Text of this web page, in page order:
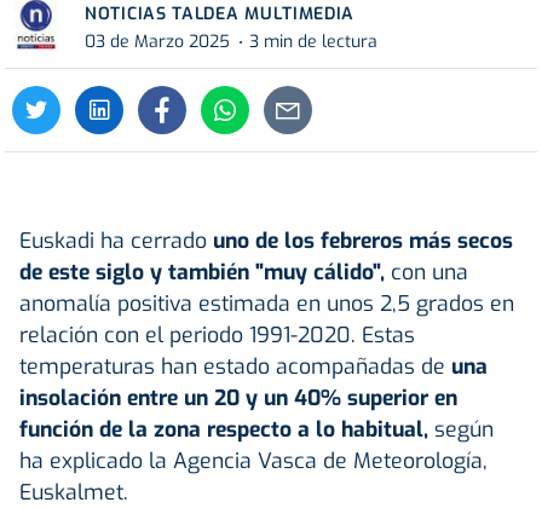
NOTICIAS TALDEA MULTIMEDIA
03 de Marzo 2025
3 min de lectura
Euskadi ha cerrado uno de los febreros más secos
de este siglo y también "muy cálido", con una
anomalía positiva estimada en unos 2,5 grados en
relación con el periodo 1991-2020. Estas
temperaturas han estado acompañadas de una
insolación entre un 20 y un 40% superior en
función de la zona respecto a lo habitual, según
ha explicado la Agencia Vasca de Meteorología,
Euskalmet.